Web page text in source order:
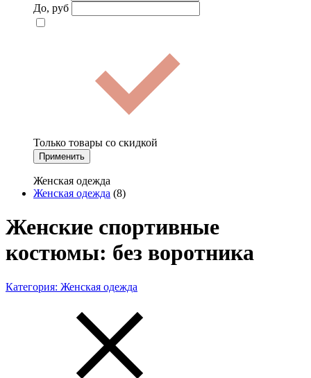
До, руб
Только товары со скидкой
Применить
Женская одежда
Женская одежда (8)
Женские спортивные
костюмы: без воротника
Категория: Женская одежда